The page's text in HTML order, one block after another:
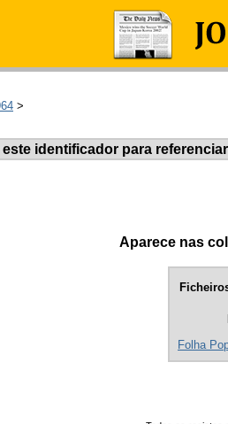
>
este identificador para
Aparece nas
Folha